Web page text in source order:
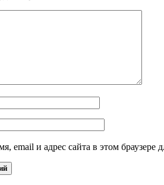
email и адрес сайта в этом